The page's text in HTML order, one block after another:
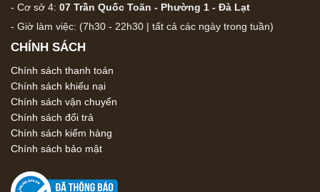
- Cơ sở 4: 07 Trần Quốc Toãn - Phường 1 - Đà Lạt
- Giờ làm việc: (7h30 - 22h30 | tất cả các ngày trong tuần)
CHÍNH SÁCH
Chính sách thanh toán
Chính sách khiếu nại
Chính sách vận chuyển
Chính sách đổi trả
Chính sách kiểm hàng
Chính sách bảo mật